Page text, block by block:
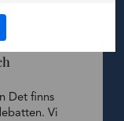
bild av
Det finns
Vi